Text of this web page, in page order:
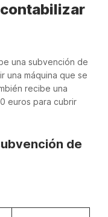
una subvención de
una máquina que se
recibe una
euros para cubrir
de